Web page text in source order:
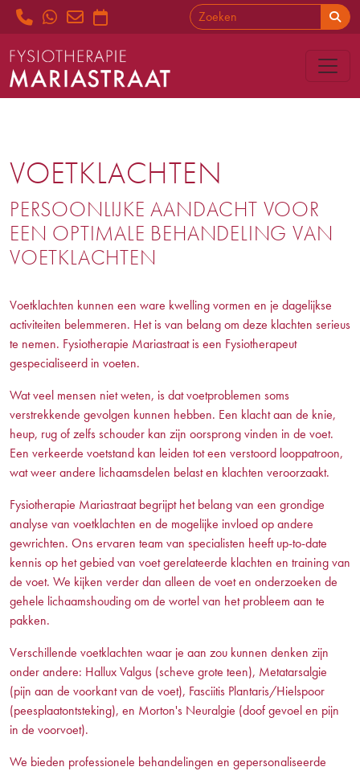
VOETKLACHTEN
PERSOONLIJKE AANDACHT VOOR
EEN OPTIMALE BEHANDELING VAN
VOETKLACHTEN
Voetklachten kunnen een ware kwelling vormen en je dagelijkse
activiteiten belemmeren. Het is van belang om deze klachten serieus
te nemen. Fysiotherapie Mariastraat is een Fysiotherapeut
gespecialiseerd in voeten.
Wat veel mensen niet weten, is dat voetproblemen soms
verstrekkende gevolgen kunnen hebben. Een klacht aan de knie,
heup, rug of zelfs schouder kan zijn oorsprong vinden in de voet.
Een verkeerde voetstand kan leiden tot een verstoord looppatroon,
wat weer andere lichaamsdelen belast en klachten veroorzaakt.
Fysiotherapie Mariastraat begrijpt het belang van een grondige
analyse van voetklachten en de mogelijke invloed op andere
gewrichten. Ons ervaren team van specialisten heeft up-to-date
kennis op het gebied van voet gerelateerde klachten en training van
de voet. We kijken verder dan alleen de voet en onderzoeken de
gehele lichaamshouding om de wortel van het probleem aan te
pakken.
Verschillende voetklachten waar je aan zou kunnen denken zijn
onder andere: Hallux Valgus (scheve grote teen), Metatarsalgie
(pijn aan de voorkant van de voet), Fasciitis Plantaris/Hielspoor
(peesplaatontsteking), en Morton's Neuralgie (doof gevoel en pijn
in de voorvoet).
We bieden professionele behandelingen en gepersonaliseerde